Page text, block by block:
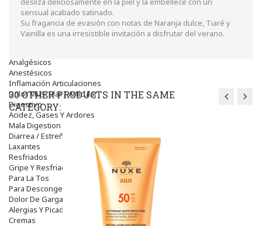
Miembro Inferior
Podología
Calzado
Analgésicos
Anestésicos
Inflamación Articulaciones
Dolor Muscular / Articular
Digestivo
Acidez, Gases Y Ardores
Mala Digestion
Diarrea / Estreñimiento / Vómitos
Laxantes
Resfriados
Gripe Y Resfriados
Para La Tos
Para Descongestionar La Nariz
Dolor De Garganta
Alergias Y Picaduras
Cremas
sensual acabado satinado.
Su fragancia de evasión con notas de Naranja dulce, Tiaré y
Vainilla es una irresistible invitación a disfrutar del verano.
30 OTHER PRODUCTS IN THE SAME
CATEGORY: